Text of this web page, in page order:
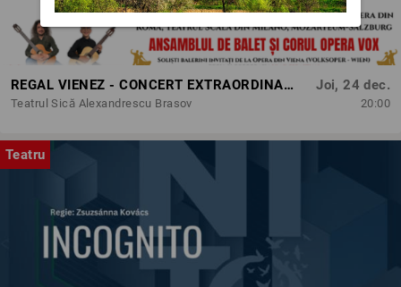
REGAL VIENEZ - CONCERT EXTRAORDINAR DE CRACIUN | BRASOV
Teatrul Sică Alexandrescu Brasov
Joi, 24 dec.
20:00
Teatru